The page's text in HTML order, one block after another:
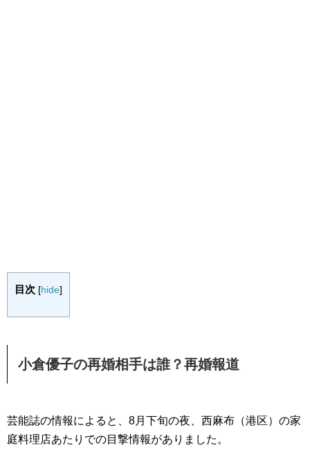
目次 [hide]
小倉優子の再婚相手は誰？再婚報道
芸能誌の情報によると、8月下旬の夜、西麻布（港区）の家
庭料理店あたりでの目撃情報がありました。